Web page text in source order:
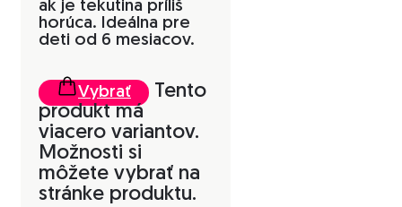
ak je tekutina príliš
horúca. Ideálna pre
deti od 6 mesiacov.
Vybrať
Tento
produkt má
viacero variantov.
Možnosti si
môžete vybrať na
stránke produktu.